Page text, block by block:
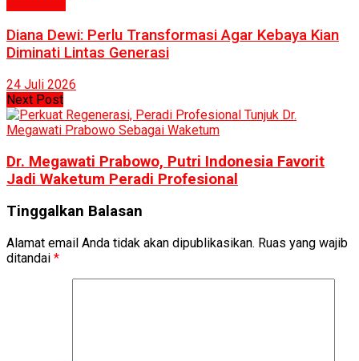
Diana Dewi: Perlu Transformasi Agar Kebaya Kian
Diminati Lintas Generasi
24 Juli 2026
Next Post
Dr. Megawati Prabowo, Putri Indonesia Favorit
Jadi Waketum Peradi Profesional
Tinggalkan Balasan
Alamat email Anda tidak akan dipublikasikan. Ruas yang wajib
ditandai *